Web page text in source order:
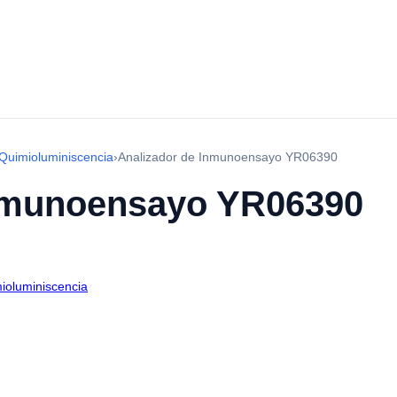
›Analizador de Inmunoensayo YR06390
YR06390